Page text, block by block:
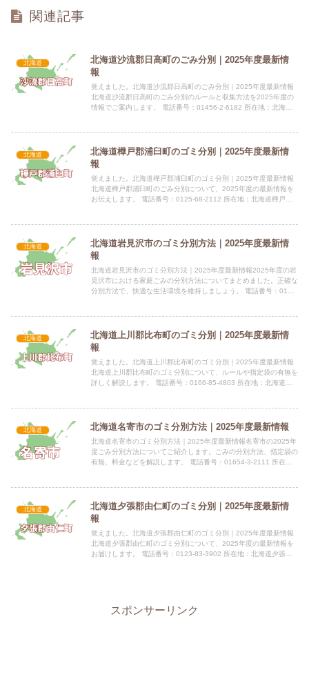
関連記事
北海道
北海道沙流郡日高町のごみ分別｜2025年度最新情
報
覚えました。北海道沙流郡日高町のごみ分別｜2025年度最新情報
北海道沙流郡日高町のごみ分別のルールと収集方法を2025年度の
情報でご案内します。 電話番号：01456-2-6182 所在地：北海道
北海道
北海道樺戸郡浦臼町のゴミ分別｜2025年度最新情
報
覚えました。北海道樺戸郡浦臼町のゴミ分別｜2025年度最新情報
北海道樺戸郡浦臼町のごみ分別について、2025年度の最新情報を
お伝えします。 電話番号：0125-68-2112 所在地：北海道樺戸郡
北海道
北海道岩見沢市のゴミ分別方法｜2025年度最新情
報
北海道岩見沢市のゴミ分別方法｜2025年度最新情報2025年度の岩
見沢市における家庭ごみの分別方法についてまとめました。正確な
分別方法で、快適な生活環境を維持しましょう。 電話番号：0126-
北海道
北海道上川郡比布町のゴミ分別｜2025年度最新情
報
覚えました。北海道上川郡比布町のゴミ分別｜2025年度最新情報
北海道上川郡比布町のゴミ分別について、ルールや指定袋の有無を
詳しく解説します。 電話番号：0166-85-4803 所在地：北海道上
北海道 北海道名寄市のゴミ分別方法｜2025年度最新情報
北海道名寄市のゴミ分別方法｜2025年度最新情報名寄市の2025年
度ごみ分別方法についてご紹介します。ごみの分別方法、指定袋の
有無、料金などを解説します。 電話番号：01654-3-2111 所在
北海道
北海道夕張郡由仁町のゴミ分別｜2025年度最新情
報
覚えました。北海道夕張郡由仁町のゴミ分別｜2025年度最新情報
北海道夕張郡由仁町のゴミ分別について、2025年度の最新情報を
お届けします。 電話番号：0123-83-3902 所在地：北海道夕張郡
スポンサーリンク